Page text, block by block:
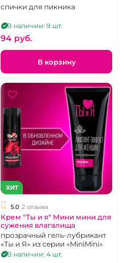
спички для пикника
В наличии: 9 шт.
94 pуб.
В корзину
ХИТ
5.0 2 отзыва
Крем "Ты и я" Мини мини для
сужения влагалища
прозрачный гель-лубрикант
«Ты и Я» из серии «MiniMini»
В наличии: 4 шт.